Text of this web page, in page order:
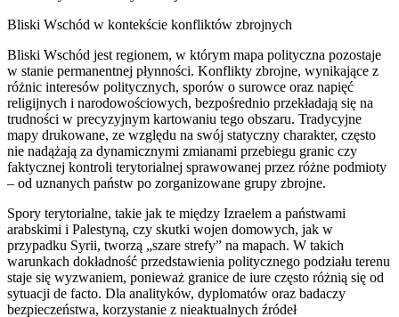
Bliski Wschód w kontekście konfliktów zbrojnych
Bliski Wschód jest regionem, w którym mapa polityczna pozostaje
w stanie permanentnej płynności. Konflikty zbrojne, wynikające z
różnic interesów politycznych, sporów o surowce oraz napięć
religijnych i narodowościowych, bezpośrednio przekładają się na
trudności w precyzyjnym kartowaniu tego obszaru. Tradycyjne
mapy drukowane, ze względu na swój statyczny charakter, często
nie nadążają za dynamicznymi zmianami przebiegu granic czy
faktycznej kontroli terytorialnej sprawowanej przez różne podmioty
– od uznanych państw po zorganizowane grupy zbrojne.
Spory terytorialne, takie jak te między Izraelem a państwami
arabskimi i Palestyną, czy skutki wojen domowych, jak w
przypadku Syrii, tworzą „szare strefy” na mapach. W takich
warunkach dokładność przedstawienia politycznego podziału terenu
staje się wyzwaniem, ponieważ granice de iure często różnią się od
sytuacji de facto. Dla analityków, dyplomatów oraz badaczy
bezpieczeństwa, korzystanie z nieaktualnych źródeł